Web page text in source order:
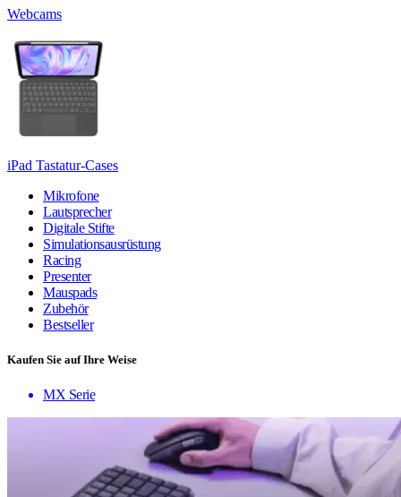
Webcams
iPad Tastatur-Cases
Mikrofone
Lautsprecher
Digitale Stifte
Simulationsausrüstung
Racing
Presenter
Mauspads
Zubehör
Bestseller
Kaufen Sie auf Ihre Weise
MX Serie